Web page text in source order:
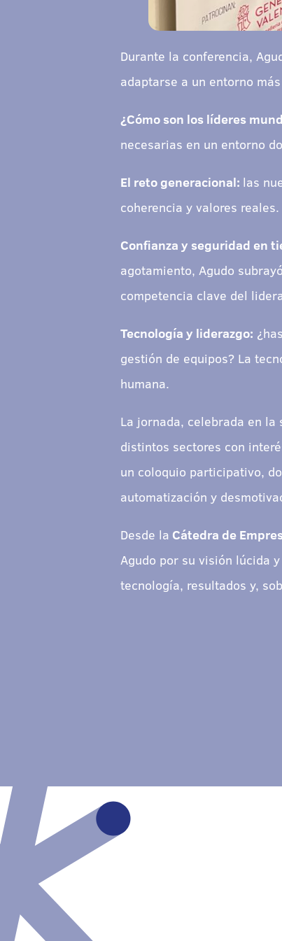
Durante la conferencia,
adaptarse a un entorno
¿Cómo son los líderes
necesarias en un entorno
El reto generacional: las
coherencia y valores
Confianza y seguridad en
agotamiento, Agudo
competencia clave del
Tecnología y liderazgo:
gestión de equipos? La
humana.
La jornada, celebrada en la
distintos sectores con
un coloquio participativo,
automatización y
Desde la Cátedra de
Agudo por su visión lúcida
tecnología, resultados y,